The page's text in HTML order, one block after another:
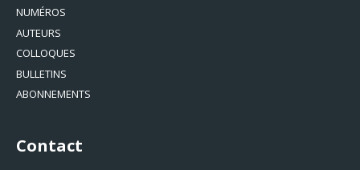
NUMÉROS
AUTEURS
COLLOQUES
BULLETINS
ABONNEMENTS
Contact